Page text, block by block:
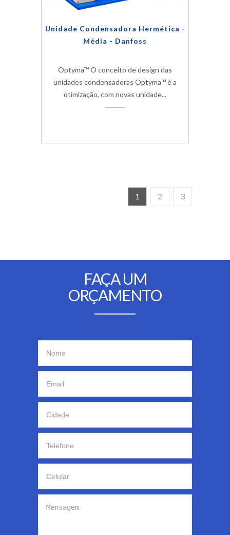
Unidade Condensadora Hermética -
Média - Danfoss
Optyma™ O conceito de design das
unidades condensadoras Optyma™ é a
otimização, com novas unidade...
1 2 3
FAÇA UM
ORÇAMENTO